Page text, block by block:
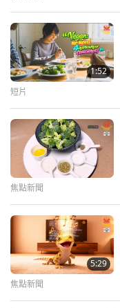
1:52
短片
焦點新聞
5:29
焦點新聞